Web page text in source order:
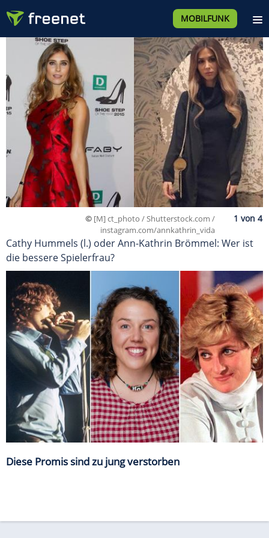
MOBILFUNK
© [M] ct_photo / Shutterstock.com /
instagram.com/annkathrin_vida
Cathy Hummels (l.) oder Ann-Kathrin Brömmel: Wer ist
die bessere Spielerfrau?
Diese Promis sind zu jung verstorben